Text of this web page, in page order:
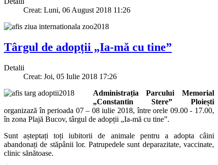
Creat: Luni, 06 August 2018 11:26
Târgul de adopții „Ia-mă cu tine”
Detalii
Creat: Joi, 05 Iulie 2018 17:26
Administrația Parcului Memorial
„Constantin Stere” Ploiești
organizază în perioada 07 – 08 iulie 2018, între orele 09.00 - 17.00,
în zona Plajă Bucov, târgul de adopții „Ia-mă cu tine”.
Sunt așteptați toți iubitorii de animale pentru a adopta câini
abandonați de stăpânii lor. Patrupedele sunt deparazitate, vaccinate,
clinic sănătoase.